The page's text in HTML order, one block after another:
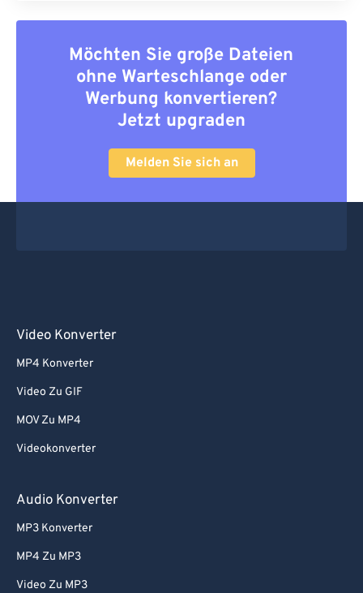
Möchten Sie große Dateien
ohne Warteschlange oder
Werbung konvertieren?
Jetzt upgraden
Melden Sie sich an
Video Konverter
MP4 Konverter
Video Zu GIF
MOV Zu MP4
Videokonverter
Audio Konverter
MP3 Konverter
MP4 Zu MP3
Video Zu MP3